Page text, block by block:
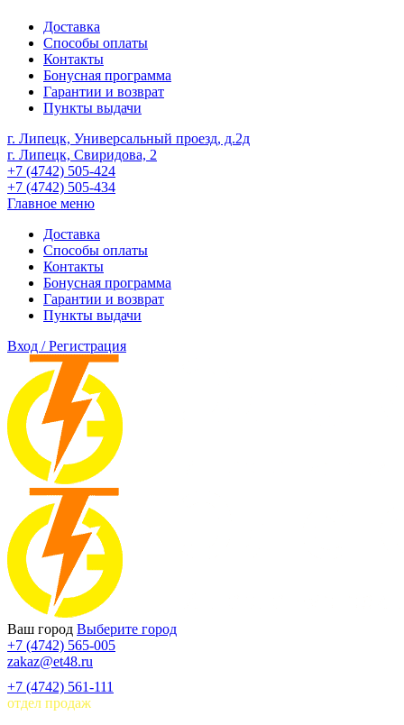
Доставка
Способы оплаты
Контакты
Бонусная программа
Гарантии и возврат
Пункты выдачи
г. Липецк, Универсальный проезд, д.2д
г. Липецк, Свиридова, 2
+7 (4742) 505-424
+7 (4742) 505-434
Главное меню
Доставка
Способы оплаты
Контакты
Бонусная программа
Гарантии и возврат
Пункты выдачи
Вход / Регистрация
Ваш город Выберите город
+7 (4742) 565-005
zakaz@et48.ru
+7 (4742) 561-111
отдел продаж